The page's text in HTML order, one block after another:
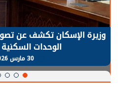
وزيرة الإسكان تكشف عن
الوحدات السكنية